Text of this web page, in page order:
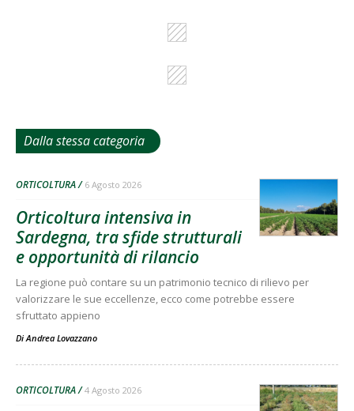
Dalla stessa categoria
ORTICOLTURA 6 Agosto 2026
Orticoltura intensiva in
Sardegna, tra sfide strutturali
e opportunità di rilancio
La regione può contare su un patrimonio tecnico di rilievo per
valorizzare le sue eccellenze, ecco come potrebbe essere
sfruttato appieno
DiAndrea Lovazzano
ORTICOLTURA 4 Agosto 2026